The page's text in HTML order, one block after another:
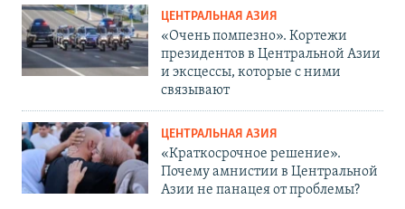
ЦЕНТРАЛЬНАЯ АЗИЯ
«Очень помпезно». Кортежи
президентов в Центральной Азии
и эксцессы, которые с ними
связывают
ЦЕНТРАЛЬНАЯ АЗИЯ
«Краткосрочное решение».
Почему амнистии в Центральной
Азии не панацея от проблемы?